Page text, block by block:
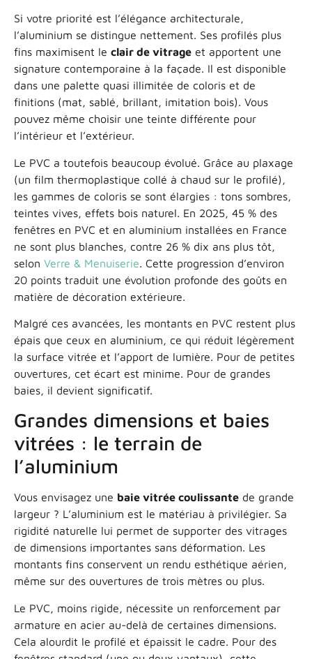
Si votre priorité est l’élégance architecturale,
l’aluminium se distingue nettement. Ses profilés plus
fins maximisent le clair de vitrage et apportent une
signature contemporaine à la façade. Il est disponible
dans une palette quasi illimitée de coloris et de
finitions (mat, sablé, brillant, imitation bois). Vous
pouvez même choisir une teinte différente pour
l’intérieur et l’extérieur.
Le PVC a toutefois beaucoup évolué. Grâce au plaxage
(un film thermoplastique collé à chaud sur le profilé),
les gammes de coloris se sont élargies : tons sombres,
teintes vives, effets bois naturel. En 2025, 45 % des
fenêtres en PVC et en aluminium installées en France
ne sont plus blanches, contre 26 % dix ans plus tôt,
selon Verre & Menuiserie . Cette progression d’environ
20 points traduit une évolution profonde des goûts en
matière de décoration extérieure.
Malgré ces avancées, les montants en PVC restent plus
épais que ceux en aluminium, ce qui réduit légèrement
la surface vitrée et l’apport de lumière. Pour de petites
ouvertures, cet écart est minime. Pour de grandes
baies, il devient significatif.
Grandes dimensions et baies
vitrées : le terrain de
l’aluminium
Vous envisagez une baie vitrée coulissante de grande
largeur ? L’aluminium est le matériau à privilégier. Sa
rigidité naturelle lui permet de supporter des vitrages
de dimensions importantes sans déformation. Les
montants fins conservent un rendu esthétique aérien,
même sur des ouvertures de trois mètres ou plus.
Le PVC, moins rigide, nécessite un renforcement par
armature en acier au-delà de certaines dimensions.
Cela alourdit le profilé et épaissit le cadre. Pour des